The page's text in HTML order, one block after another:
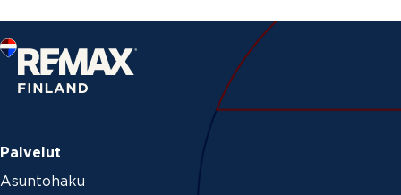
Palvelut
Asuntohaku